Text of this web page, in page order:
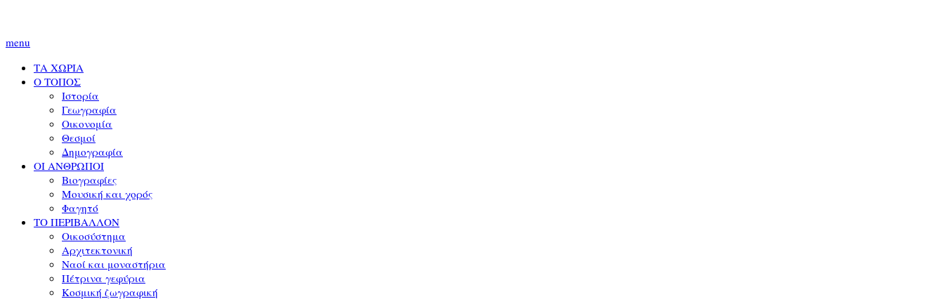
menu
ΤΑ ΧΩΡΙΑ
Ο ΤΟΠΟΣ
Ιστορία
Γεωγραφία
Οικονομία
Θεσμοί
Δημογραφία
ΟΙ ΑΝΘΡΩΠΟΙ
Βιογραφίες
Μουσική και χορός
Φαγητό
ΤΟ ΠΕΡΙΒΑΛΛΟΝ
Οικοσύστημα
Αρχιτεκτονική
Ναοί και μοναστήρια
Πέτρινα γεφύρια
Κοσμική ζωγραφική